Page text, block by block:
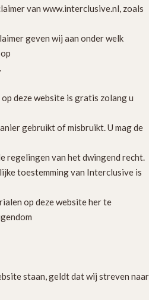
van www.interclusive.nl, zoals
geven wij aan onder welk
deze website is gratis zolang u
gebruikt of misbruikt. U mag de
regelingen van het dwingend recht.
toestemming van Interclusive is
op deze website her te
staan, geldt dat wij streven naar